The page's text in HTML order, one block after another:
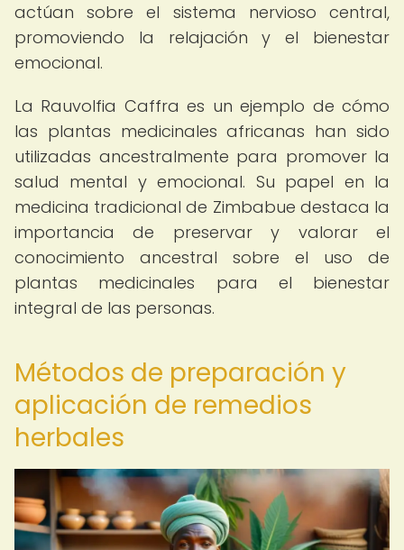
actúan sobre el sistema nervioso central,
promoviendo la relajación y el bienestar
emocional.
La Rauvolfia Caffra es un ejemplo de cómo
las plantas medicinales africanas han sido
utilizadas ancestralmente para promover la
salud mental y emocional. Su papel en la
medicina tradicional de Zimbabue destaca la
importancia de preservar y valorar el
conocimiento ancestral sobre el uso de
plantas medicinales para el bienestar
integral de las personas.
Métodos de preparación y
aplicación de remedios
herbales